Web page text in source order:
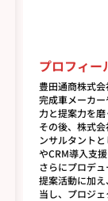
プロフィー
豊田通商株式会
完成車メーカ
力と提案力を磨
その後、株式
ンサルタント
やCRM導入支援
さらにプロデ
提案活動に加
当し、プロジェ